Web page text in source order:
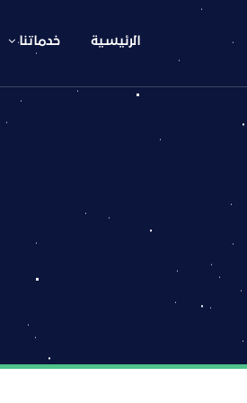
الرئيسية خدماتنا